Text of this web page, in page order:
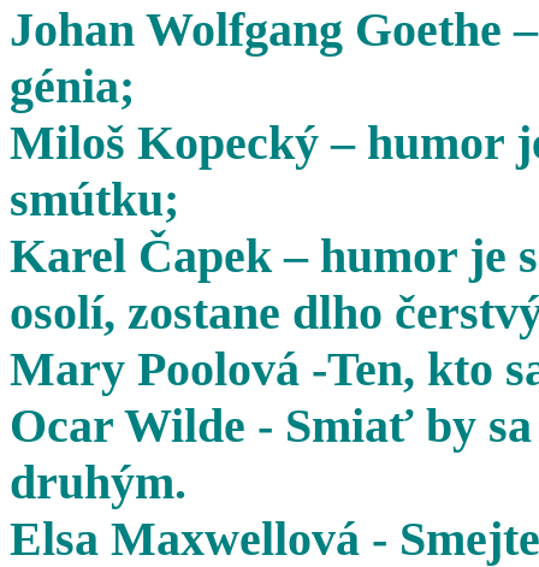
Johan Wolfgang Goethe
génia;
Miloš Kopecký – humor
smútku;
Karel Čapek – humor je
osolí, zostane dlho
Mary Poolová -Ten, kto
Ocar Wilde - Smiať by
druhým.
Elsa Maxwellová -